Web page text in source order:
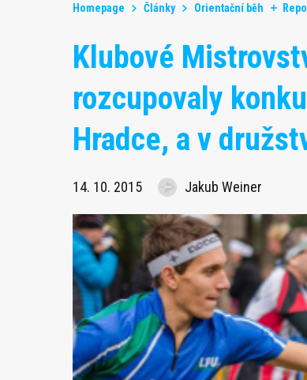
Homepage Články Orientační běh
Klubové
rozcupovaly
Hradce, a v
14. 10. 2015 Jakub Weiner